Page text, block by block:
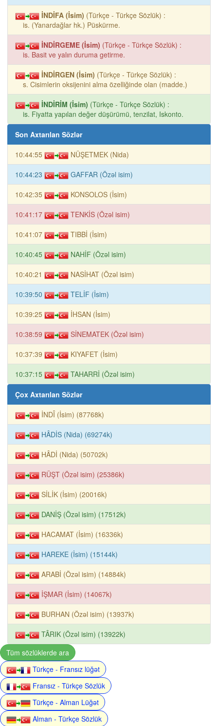
İNDİFA (İsim) (Türkçe - Türkçe Sözlük) :
is. (Yanardağlar hk.) Püskürme.
İNDİRGEME (İsim) (Türkçe - Türkçe Sözlük) :
is. Basit ve yalın duruma getirme.
İNDİRGEN (İsim) (Türkçe - Türkçe Sözlük) :
s. Cisimlerin oksijenini alma özelliğinde olan (madde.)
İNDİRİM (İsim) (Türkçe - Türkçe Sözlük) :
is. Fiyatta yapılan değer düşürümü, tenzilat, Iskonto.
Son Axtarılan Sözlər
10:44:55 NÜŞETMEK (Nida)
10:44:23 GAFFAR (Özəl isim)
10:42:35 KONSOLOS (İsim)
10:41:17 TENKİS (Özəl isim)
10:41:07 TIBBİ (İsim)
10:40:45 NAHİF (Özəl isim)
10:40:21 NASİHAT (Özəl isim)
10:39:50 TELİF (İsim)
10:39:25 İHSAN (İsim)
10:38:59 SİNEMATEK (Özəl isim)
10:37:39 KIYAFET (İsim)
10:37:15 TAHARRİ (Özəl isim)
Çox Axtarılan Sözlər
İNDÎ (İsim) (87768k)
HÂDİS (Nida) (69274k)
HÂDİ (Nida) (50702k)
RÜŞT (Özəl isim) (25386k)
SİLİK (İsim) (20016k)
DANİŞ (Özəl isim) (17512k)
HACAMAT (İsim) (16336k)
HAREKE (İsim) (15144k)
ARABİ (Özəl isim) (14884k)
İŞMAR (İsim) (14067k)
BURHAN (Özəl isim) (13937k)
TÂRIK (Özəl isim) (13922k)
Tüm sözlüklerde ara
Türkçe - Fransız lüğət
Fransız - Türkçe Sözlük
Türkçe - Alman Lüğət
Alman - Türkçe Sözlük